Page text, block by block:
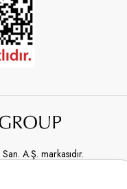
A.Ş. markasıdır.
saklıdır.